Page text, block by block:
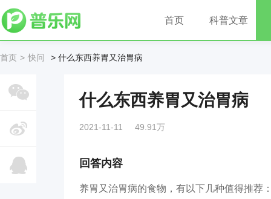
首页 科普文章
首页 快问 > 什么东西养胃又治胃病
什么东西养胃又治胃病
2021-11-11 49.91万
回答内容
养胃又治胃病的食物，有以下几种值得推荐